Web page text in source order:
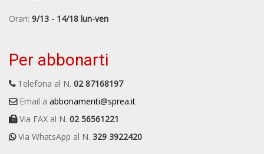
Orari: 9/13 - 14/18 lun-ven
Per abbonarti
Telefona al N. 02 87168197
Email a abbonamenti@sprea.it
Via FAX al N. 02 56561221
Via WhatsApp al N. 329 3922420